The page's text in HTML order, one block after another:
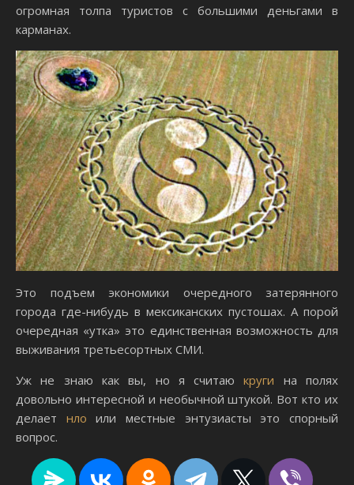
огромная толпа туристов с большими деньгами в
карманах.
Это подъем экономики очередного затерянного
города где-нибудь в мексиканских пустошах. А порой
очередная «утка» это единственная возможность для
выживания третьесортных СМИ.
Уж не знаю как вы, но я считаюкруги на полях
довольно интересной и необычной штукой. Вот кто их
делает нлоили местные энтузиасты это спорный
вопрос.